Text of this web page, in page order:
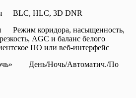
BLC, HLC, 3D DNR
Режим коридора, насыщенность,
AGC и баланс белого
ПО или веб-интерфейс
День/Ночь/Автоматич./По